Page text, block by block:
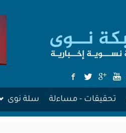
تحقيقات - مساءلة سلة نوى